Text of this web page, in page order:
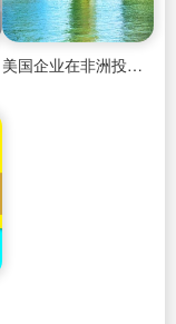
美国企业在非洲投资移民政策是什么